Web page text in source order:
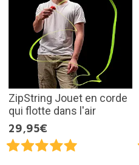
ZipString Jouet en corde
qui flotte dans l'air
29,95€